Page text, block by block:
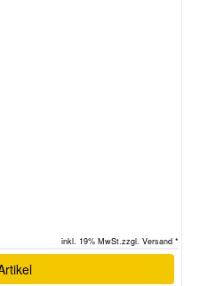
inkl. 19% MwSt.zzgl. Versand *